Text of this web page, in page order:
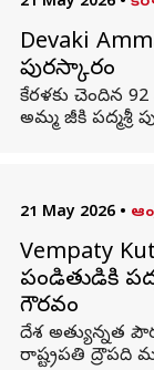
Devaki
పురస్కారం
కేరళకు చెందిన
అమ్మ జీకి పద్మశ్రీ
21 May 2026 •
Vempaty
పండితుడికి
గౌరవం
దేశ అత్యున్నత
రాష్ట్రపతి ద్రౌపది